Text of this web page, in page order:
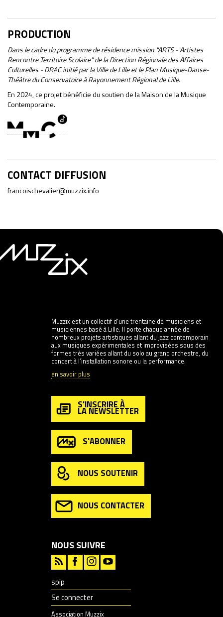
PRODUCTION
Dans le cadre du programme de résidence mission "ARTS - Artistes
Rencontre Territoire Scolaire" de la Direction Régionale des Affaires
Culturelles - DRAC initié par la Ville de Lille et le Plan Musique-Danse-
Théâtre du Conservatoire à Rayonnement Régional de Lille.
En 2024, ce projet bénéficie du soutien de la Maison de la Musique
Contemporaine.
CONTACT DIFFUSION
francoischevalier@muzzix.info
Muzzix est un collectif d’une trentaine de musiciens et
musiciennes basé à Lille. Il porte chaque année de
nombreux projets artistiques allant du jazz contemporain
aux musiques expérimentales et improvisées sous des
formes très variées allant du solo au grand orchestre, du
concert à l’installation sonore ou la performance.
en savoir plus
S'INSCRIRE À
LA NEWSLETTER
S'ABONNER
NOUS SOUTENIR
NOUS CONTACTER
NOUS SUIVRE
spip
Se connecter
Association Muzzix